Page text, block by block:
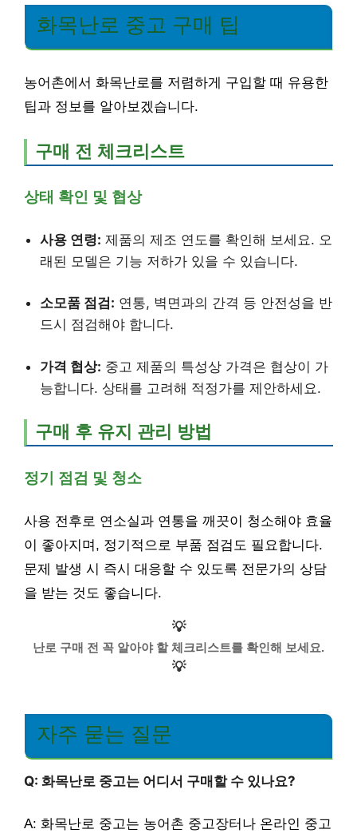
화목난로 중고 구매 팁
농어촌에서 화목난로를 저렴하게 구입할 때 유용한
팁과 정보를 알아보겠습니다.
구매 전 체크리스트
상태 확인 및 협상
사용 연령: 제품의 제조 연도를 확인해 보세요. 오
래된 모델은 기능 저하가 있을 수 있습니다.
소모품 점검: 연통, 벽면과의 간격 등 안전성을 반
드시 점검해야 합니다.
가격 협상: 중고 제품의 특성상 가격은 협상이 가
능합니다. 상태를 고려해 적정가를 제안하세요.
구매 후 유지 관리 방법
정기 점검 및 청소
사용 전후로 연소실과 연통을 깨끗이 청소해야 효율
이 좋아지며, 정기적으로 부품 점검도 필요합니다.
문제 발생 시 즉시 대응할 수 있도록 전문가의 상담
을 받는 것도 좋습니다.
💡
난로 구매 전 꼭 알아야 할 체크리스트를 확인해 보세요.
💡
자주 묻는 질문
Q: 화목난로 중고는 어디서 구매할 수 있나요?
A: 화목난로 중고는 농어촌 중고장터나 온라인 중고